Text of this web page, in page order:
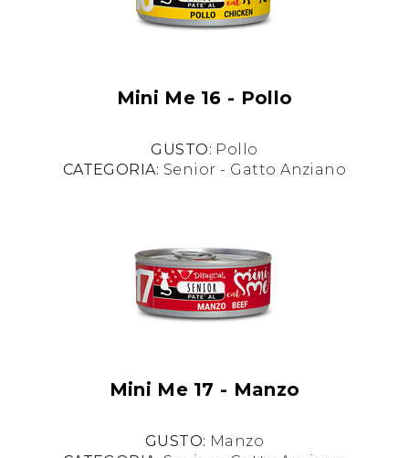
Mini Me 16 - Pollo
GUSTO: Pollo
CATEGORIA: Senior - Gatto Anziano
Mini Me 17 - Manzo
GUSTO: Manzo